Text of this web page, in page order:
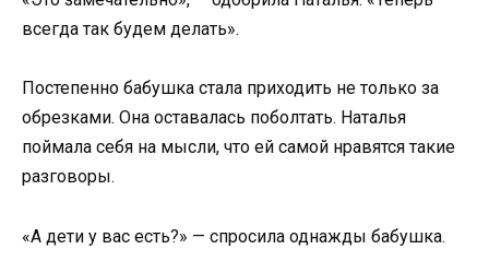
всегда так будем делать».
Постепенно бабушка стала приходить не только за
обрезками. Она оставалась поболтать. Наталья
поймала себя на мысли, что ей самой нравятся такие
разговоры.
«А дети у вас есть?» — спросила однажды бабушка.